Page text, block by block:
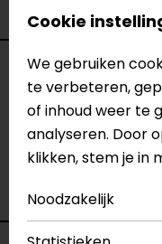
Specificaties
Naam
Sammy
Model
154413
Merk
Motoholic
Kleur
Zwart
Cookie
We gebruiken
te verbeteren,
of inhoud weer te
analyseren. Door
klikken, stem je in
Noodzakelijk